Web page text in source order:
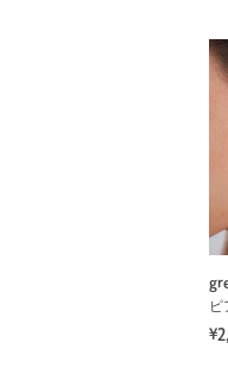
ピ